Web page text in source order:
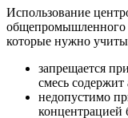
Использование
общепромышленного
которые нужно
запрещается
смесь
недопустимо
концентрацией